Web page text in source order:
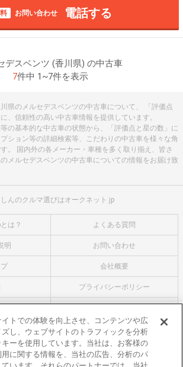
お問い合わせ 電話する
デスベンツ (香川県) の中古車
7件中 1~7件を表示
県のメルセデスベンツの中古車について、 「評価点
、信頼性の高い中古車情報を提供しています。
の基本的な中古車の状態から、「評価点と星の数」に
ション等の詳細検索等、こだわりの中古車を様々な角
。 国内外の各メーカー・車種を多く取り揃え、皆さ
メルセデスベンツの中古車についての情報をお届け致
んのクルマ選びはオークネット.jp
は？ よくある質問
明 お問い合わせ
会社概要
プライバシーポリシー
サービス
トでの体験を向上させ、コンテンツや広
し、ウェブサイトのトラフィックを分析
ーを使用しています。当社は、お客様の
に関する情報を、当社の広告、分析のパ